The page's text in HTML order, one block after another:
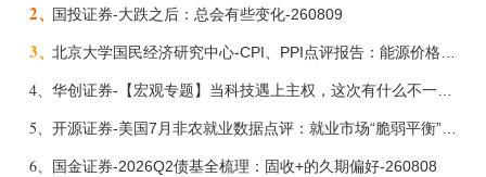
2、国投证券-大跌之后：总会有些变化-260809
3、 北京大学国民经济研究中心-CPI、PPI点评报告：能源价格继续下降，通胀率小幅走低-260809
4、 华创证券-【宏观专题】当科技遇上主权，这次有什么不一样？——海外科技思辨系列五-260808
5、 开源证券-美国7月非农就业数据点评：就业市场“脆弱平衡”，美联储加息动力并不高-260808
6、 国金证券-2026Q2债基全梳理：固收+的久期偏好-260808